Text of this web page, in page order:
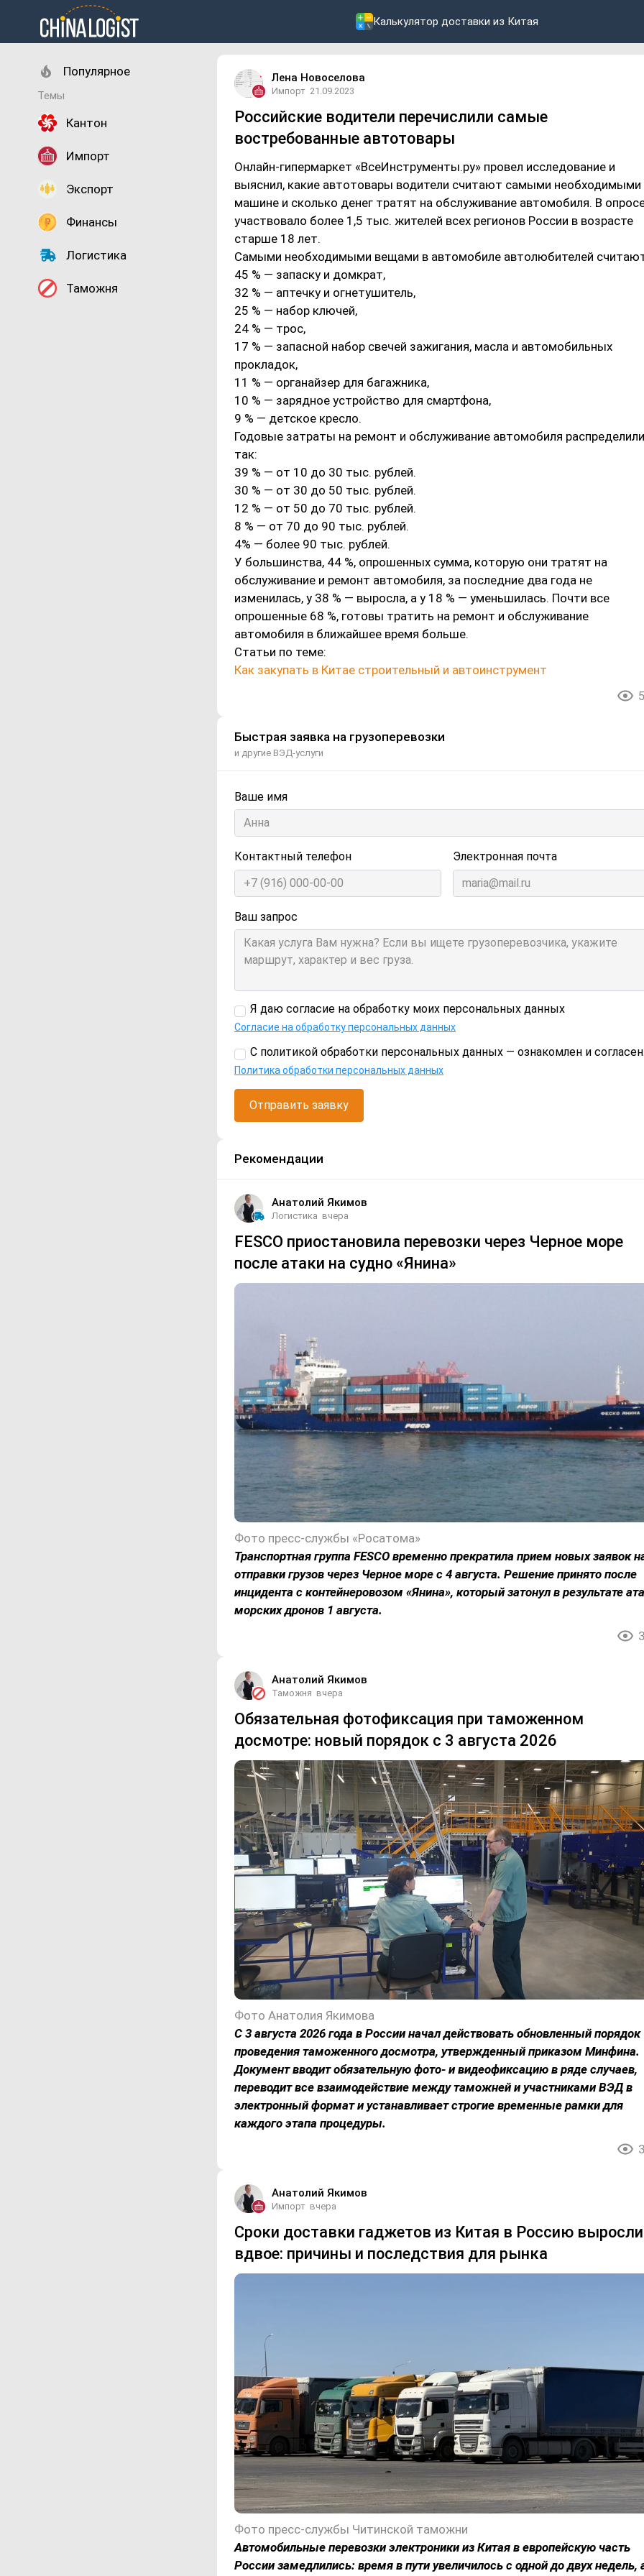
Калькулятор доставки из Китая
Популярное
Темы
Кантон
Импорт
Экспорт
Финансы
Логистика
Таможня
Лена Новоселова
Импорт 21.09.2023
Российские водители перечислили самые
востребованные автотовары
Онлайн-гипермаркет «ВсеИнструменты.ру» провел исследование и
выяснил, какие автотовары водители считают самыми необходимыми
машине и сколько денег тратят на обслуживание автомобиля. В
участвовало более 1,5 тыс. жителей всех регионов России в возрасте
старше 18 лет.
Самыми необходимыми вещами в автомобиле автолюбителей
45 % — запаску и домкрат,
32 % — аптечку и огнетушитель,
25 % — набор ключей,
24 % — трос,
17 % — запасной набор свечей зажигания, масла и автомобильных
прокладок,
11 % — органайзер для багажника,
10 % — зарядное устройство для смартфона,
9 % — детское кресло.
Годовые затраты на ремонт и обслуживание автомобиля
так:
39 % — от 10 до 30 тыс. рублей.
30 % — от 30 до 50 тыс. рублей.
12 % — от 50 до 70 тыс. рублей.
8 % — от 70 до 90 тыс. рублей.
4% — более 90 тыс. рублей.
У большинства, 44 %, опрошенных сумма, которую они тратят на
обслуживание и ремонт автомобиля, за последние два года не
изменилась, у 38 % — выросла, а у 18 % — уменьшилась. Почти все
опрошенные 68 %, готовы тратить на ремонт и обслуживание
автомобиля в ближайшее время больше.
Статьи по теме:
Как закупать в Китае строительный и автоинструмент
Быстрая заявка на грузоперевозки
и другие ВЭД-услуги
Ваше имя
Контактный телефон Электронная почта
Ваш запрос
Я даю согласие на обработку моих персональных данных
Согласие на обработку персональных данных
С политикой обработки персональных данных — ознакомлен и
Политика обработки персональных данных
Отправить заявку
Рекомендации
Анатолий Якимов
Логистика вчера
FESCO приостановила перевозки через Черное море
после атаки на судно «Янина»
Фото пресс-службы «Росатома»
Транспортная группа FESCO временно прекратила прием новых заявок
отправки грузов через Черное море с 4 августа. Решение принято после
инцидента с контейнеровозом «Янина», который затонул в результате
морских дронов 1 августа.
Анатолий Якимов
Таможня вчера
Обязательная фотофиксация при таможенном
досмотре: новый порядок с 3 августа 2026
Фото Анатолия Якимова
С 3 августа 2026 года в России начал действовать обновленный порядок
проведения таможенного досмотра, утвержденный приказом Минфина.
Документ вводит обязательную фото- и видеофиксацию в ряде случаев,
переводит все взаимодействие между таможней и участниками ВЭД в
электронный формат и устанавливает строгие временные рамки для
каждого этапа процедуры.
Анатолий Якимов
Импорт вчера
Сроки доставки гаджетов из Китая в Россию выросли
вдвое: причины и последствия для рынка
Фото пресс-службы Читинской таможни
Автомобильные перевозки электроники из Китая в европейскую часть
России замедлились: время в пути увеличилось с одной до двух недель,